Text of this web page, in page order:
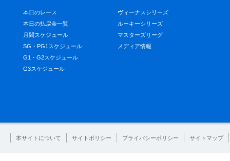
本日のレース
本日の払戻金一覧
月間スケジュール
SG・PG1スケジュール
G1・G2スケジュール
G3スケジュール
ヴィーナスシリーズ
ルーキーシリーズ
マスターズリーグ
メディア情報
本サイトについて サイトポリシー プライバシーポリシー サイトマップ